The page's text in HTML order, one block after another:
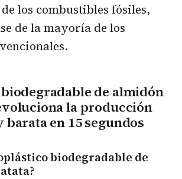
los combustibles fósiles,
de la mayoría de los
de almidón
la producción
barata en 15 segundos
biodegradable de